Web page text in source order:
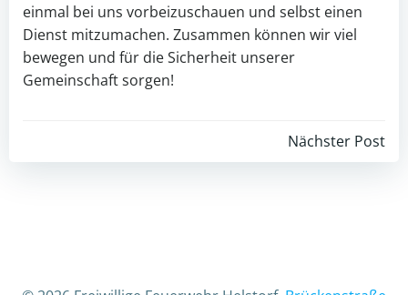
einmal bei uns vorbeizuschauen und selbst einen
Dienst mitzumachen. Zusammen können wir viel
bewegen und für die Sicherheit unserer
Gemeinschaft sorgen!
Nächster Post